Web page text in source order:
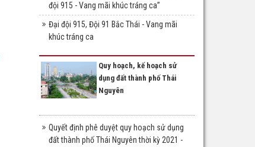
đội 915 - Vang mãi khúc tráng ca”
Đại đội 915, Đội 91 Bắc Thái - Vang mãi
khúc tráng ca
Quy hoạch, kế hoạch sử
dụng đất thành phố Thái
Nguyên
Quyết định phê duyệt quy hoạch sử dụng
đất thành phố Thái Nguyên thời kỳ 2021 -